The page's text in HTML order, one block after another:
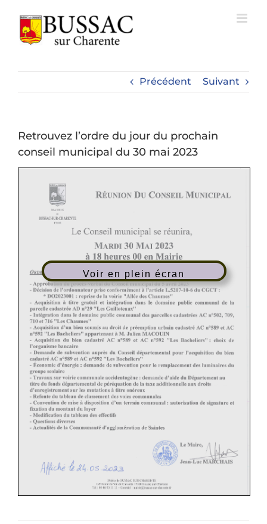
contenu
Précédent Suivant
Retrouvez l’ordre du jour du prochain
conseil municipal du 30 mai 2023
Voir en plein écran